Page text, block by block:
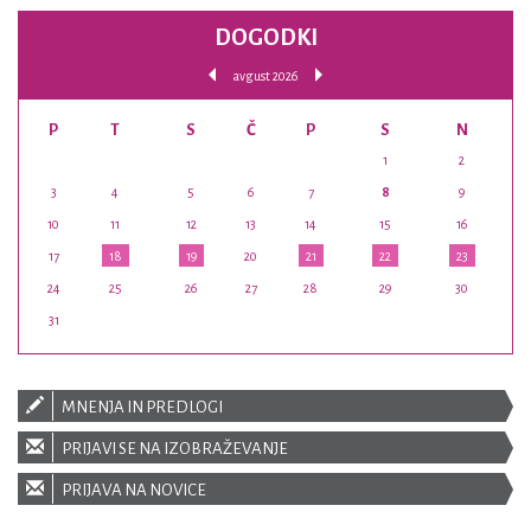
DOGODKI
avgust 2026
P T S Č P S N
1 2
3 4 5 6 7 8 9
10 11 12 13 14 15 16
17 18 19 20 21 22 23
24 25 26 27 28 29 30
31
MNENJA IN PREDLOGI
PRIJAVI SE NA IZOBRAŽEVANJE
PRIJAVA NA NOVICE